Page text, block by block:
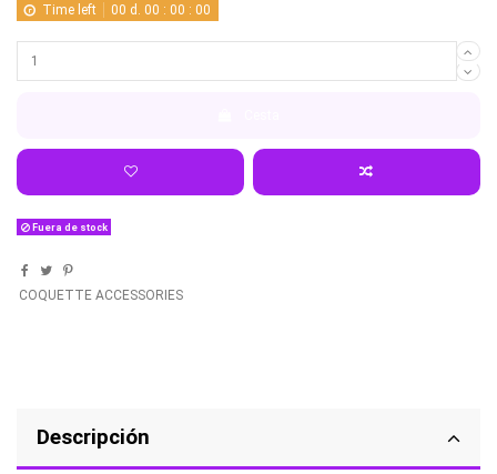
Time left 00 d. 00 :00 :00
Fuera de stock
COQUETTE ACCESSORIES
Descripción